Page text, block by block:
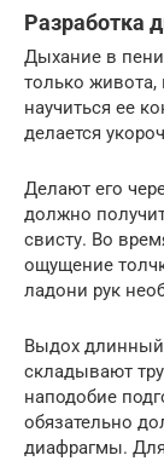
Разработка
Дыхание в
только
научиться ее
делается
Делают его
должно
свисту. Во
ощущение
ладони рук
Выдох
складывают
наподобие
обязательно
диафрагмы.